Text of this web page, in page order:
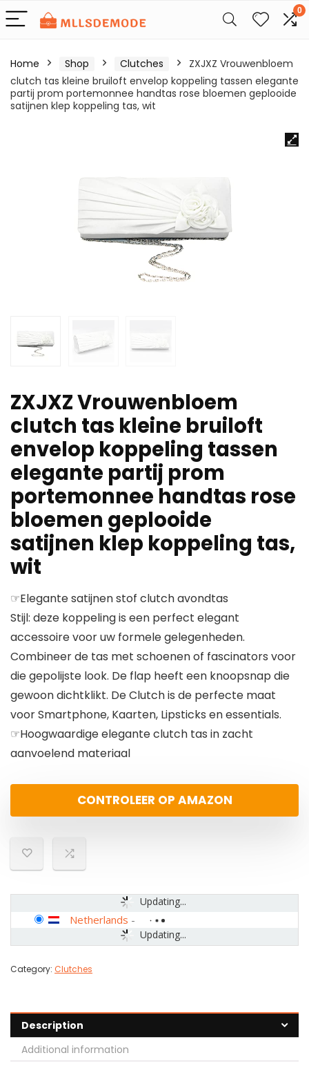
0
Home Shop Clutches
ZXJXZ Vrouwenbloem
clutch tas kleine bruiloft envelop koppeling tassen elegante
partij prom portemonnee handtas rose bloemen geplooide
satijnen klep koppeling tas, wit
ZXJXZ Vrouwenbloem
clutch tas kleine bruiloft
envelop koppeling tassen
elegante partij prom
portemonnee handtas rose
bloemen geplooide
satijnen klep koppeling tas,
wit
☞Elegante satijnen stof clutch avondtas
Stijl: deze koppeling is een perfect elegant
accessoire voor uw formele gelegenheden.
Combineer de tas met schoenen of fascinators voor
die gepolijste look. De flap heeft een knoopsnap die
gewoon dichtklikt. De Clutch is de perfecte maat
voor Smartphone, Kaarten, Lipsticks en essentials.
☞Hoogwaardige elegante clutch tas in zacht
aanvoelend materiaal
CONTROLEER OP AMAZON
Updating...
Updating...
Netherlands -
Category: Clutches
Description
Additional information